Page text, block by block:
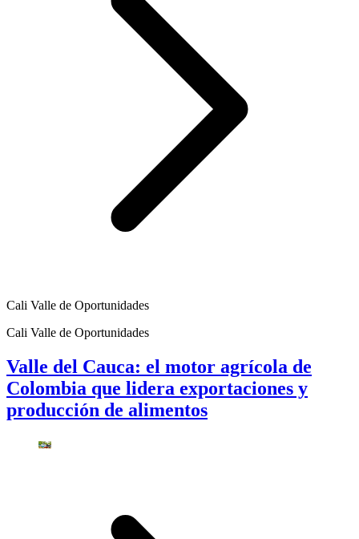
Cali Valle de Oportunidades
Cali Valle de Oportunidades
Valle del Cauca: el motor agrícola de
Colombia que lidera exportaciones y
producción de alimentos